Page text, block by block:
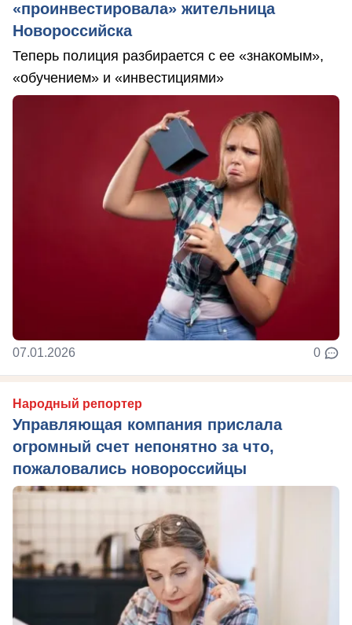
«проинвестировала» жительница
Новороссийска
Теперь полиция разбирается с ее «знакомым»,
«обучением» и «инвестициями»
07.01.2026 0
Народный репортер
Управляющая компания прислала
огромный счет непонятно за что,
пожаловались новороссийцы